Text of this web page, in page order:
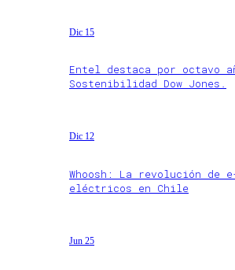
Dic 15
Entel destaca por octavo
Sostenibilidad Dow Jones.
Dic 12
Whoosh: La revolución de
eléctricos en Chile
Jun 25